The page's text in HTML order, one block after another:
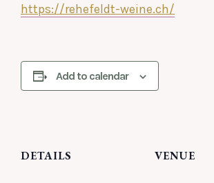
https://rehefeldt-weine.ch/
Add to calendar
DETAILS VENUE